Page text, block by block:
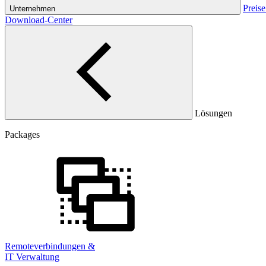
Unternehmen
Preise
Download-Center
Lösungen
Packages
Remoteverbindungen &
IT Verwaltung